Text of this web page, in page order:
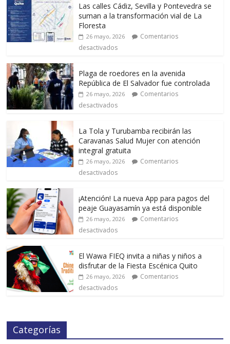
Las calles Cádiz, Sevilla y Pontevedra se
suman a la transformación vial de La
Floresta
26 mayo, 2026
Comentarios
desactivados
Plaga de roedores en la avenida
República de El Salvador fue controlada
26 mayo, 2026
Comentarios
desactivados
La Tola y Turubamba recibirán las
Caravanas Salud Mujer con atención
integral gratuita
26 mayo, 2026
Comentarios
desactivados
¡Atención! La nueva App para pagos del
peaje Guayasamín ya está disponible
26 mayo, 2026
Comentarios
desactivados
El Wawa FIEQ invita a niñas y niños a
disfrutar de la Fiesta Escénica Quito
26 mayo, 2026
Comentarios
desactivados
Categorías